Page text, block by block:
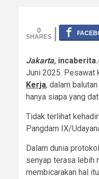
0
Jakarta,
Juni 2025. Pesawat
Kerja, dalam
hanya siapa yang
Tidak terlihat
Pangdam IX/
Dalam dunia
senyap terasa lebih
membicarakan hal